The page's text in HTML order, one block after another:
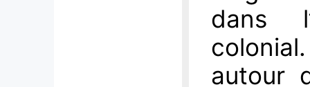
dans
autour